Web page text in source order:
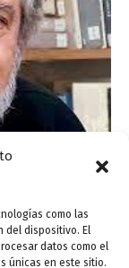
como las
del dispositivo. El
datos como el
únicas en este sitio.
para